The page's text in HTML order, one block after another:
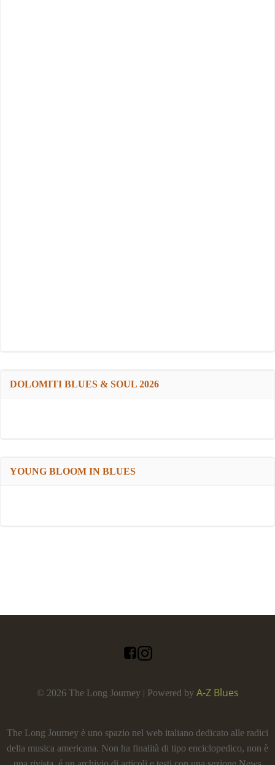
DOLOMITI BLUES & SOUL 2026
YOUNG BLOOM IN BLUES
© 2026 The Long Journey | Powered by A-Z Blues
The Long Journey è uno spazio nel web italiano dedicato alle radici
della musica americana. Non ha finalità di tipo enciclopedico, non è